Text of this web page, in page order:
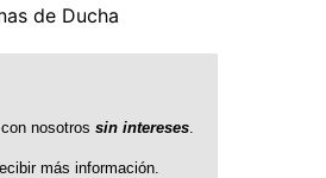
de Ducha
nosotros sin intereses.
más información.